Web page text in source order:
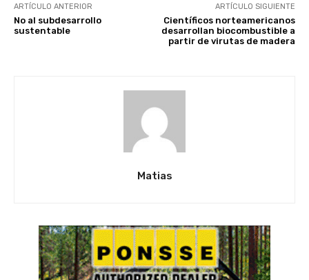
ARTÍCULO ANTERIOR
No al subdesarrollo
sustentable
ARTÍCULO SIGUIENTE
Científicos norteamericanos
desarrollan biocombustible a
partir de virutas de madera
Matias